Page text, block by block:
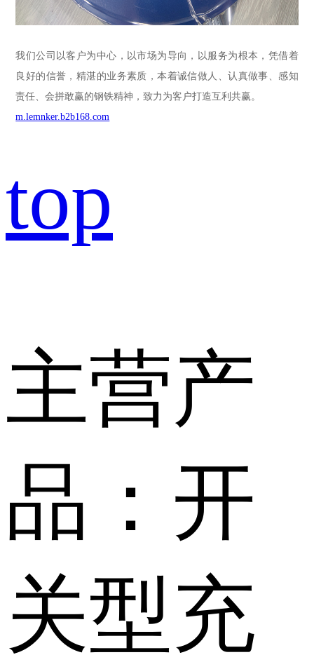
我们公司以客户为中心，以市场为导向，以服务为根本，凭借着
良好的信誉，精湛的业务素质，本着诚信做人、认真做事、感知
责任、会拼敢赢的钢铁精神，致力为客户打造互利共赢。
m.lemnker.b2b168.com
top
主营产
品：开
关型充